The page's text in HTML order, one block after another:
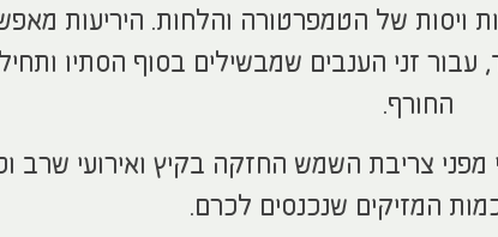
של הטמפרטורה והלחות. היריעות
עבור זני הענבים שמבשילים בסוף הסתיו
החורף.
צריבת השמש החזקה בקיץ ואירועי שרב
המזיקים שנכנסים לכרם.